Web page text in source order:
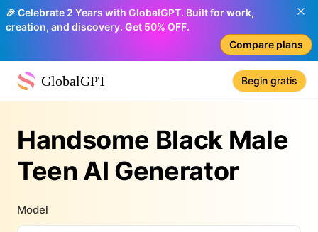
🎉 Celebrate 2 Years with GlobalGPT. Built for work,
creation, and discovery. Get 50% OFF.
Compare plans
GlobalGPT Begin gratis
Handsome Black Male
Teen AI Generator
Model